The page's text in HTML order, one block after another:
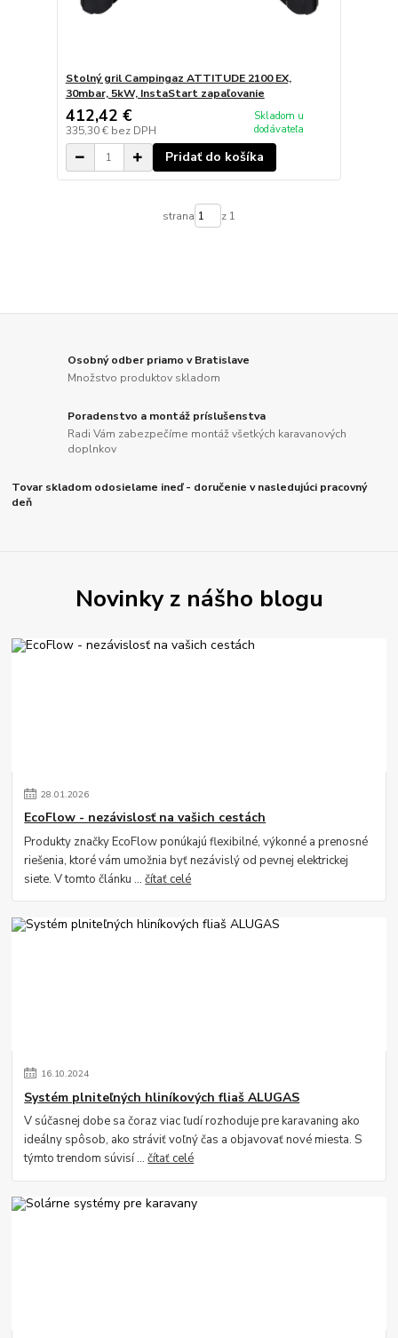
Stolný gril Campingaz ATTITUDE 2100 EX,
30mbar, 5kW, InstaStart zapaľovanie
412,42 €
335,30 € bez DPH
Skladom u
dodávateľa
Pridať do košíka
strana z 1
Osobný odber priamo v Bratislave
Množstvo produktov skladom
Poradenstvo a montáž príslušenstva
Radi Vám zabezpečíme montáž všetkých karavanových
doplnkov
Tovar skladom odosielame ineď - doručenie v nasledujúci pracovný
deň
Novinky z nášho blogu
28.01.2026
EcoFlow - nezávislosť na vašich cestách
Produkty značky EcoFlow ponúkajú flexibilné, výkonné a prenosné
riešenia, ktoré vám umožnia byť nezávislý od pevnej elektrickej
siete. V tomto článku ...čítať celé
16.10.2024
Systém plniteľných hliníkových fliaš ALUGAS
V súčasnej dobe sa čoraz viac ľudí rozhoduje pre karavaning ako
ideálny spôsob, ako stráviť voľný čas a objavovať nové miesta. S
týmto trendom súvisí ...čítať celé